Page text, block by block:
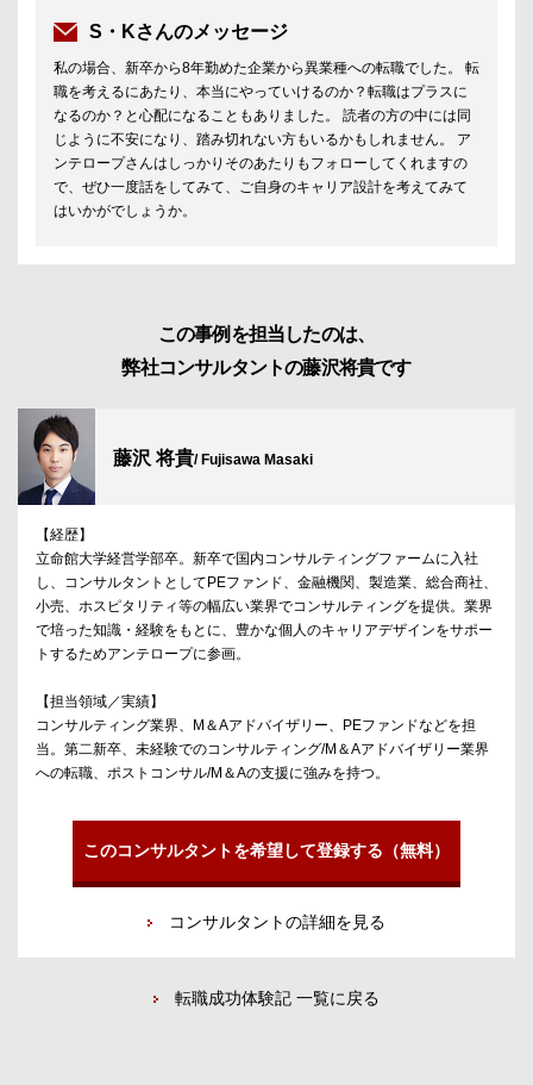
S・Kさんのメッセージ
私の場合、新卒から8年勤めた企業から異業種への転職でした。 転
職を考えるにあたり、本当にやっていけるのか？転職はプラスに
なるのか？と心配になることもありました。 読者の方の中には同
じように不安になり、踏み切れない方もいるかもしれません。 ア
ンテロープさんはしっかりそのあたりもフォローしてくれますの
で、ぜひ一度話をしてみて、ご自身のキャリア設計を考えてみて
はいかがでしょうか。
この事例を担当したのは、
弊社コンサルタントの藤沢将貴です
藤沢 将貴/ Fujisawa Masaki
【経歴】
立命館大学経営学部卒。新卒で国内コンサルティングファームに入社
し、コンサルタントとしてPEファンド、金融機関、製造業、総合商社、
小売、ホスピタリティ等の幅広い業界でコンサルティングを提供。業界
で培った知識・経験をもとに、豊かな個人のキャリアデザインをサポー
トするためアンテロープに参画。
【担当領域／実績】
コンサルティング業界、M＆Aアドバイザリー、PEファンドなどを担
当。第二新卒、未経験でのコンサルティング/M＆Aアドバイザリー業界
への転職、ポストコンサル/M＆Aの支援に強みを持つ。
このコンサルタントを希望して登録する（無料）
コンサルタントの詳細を見る
転職成功体験記 一覧に戻る